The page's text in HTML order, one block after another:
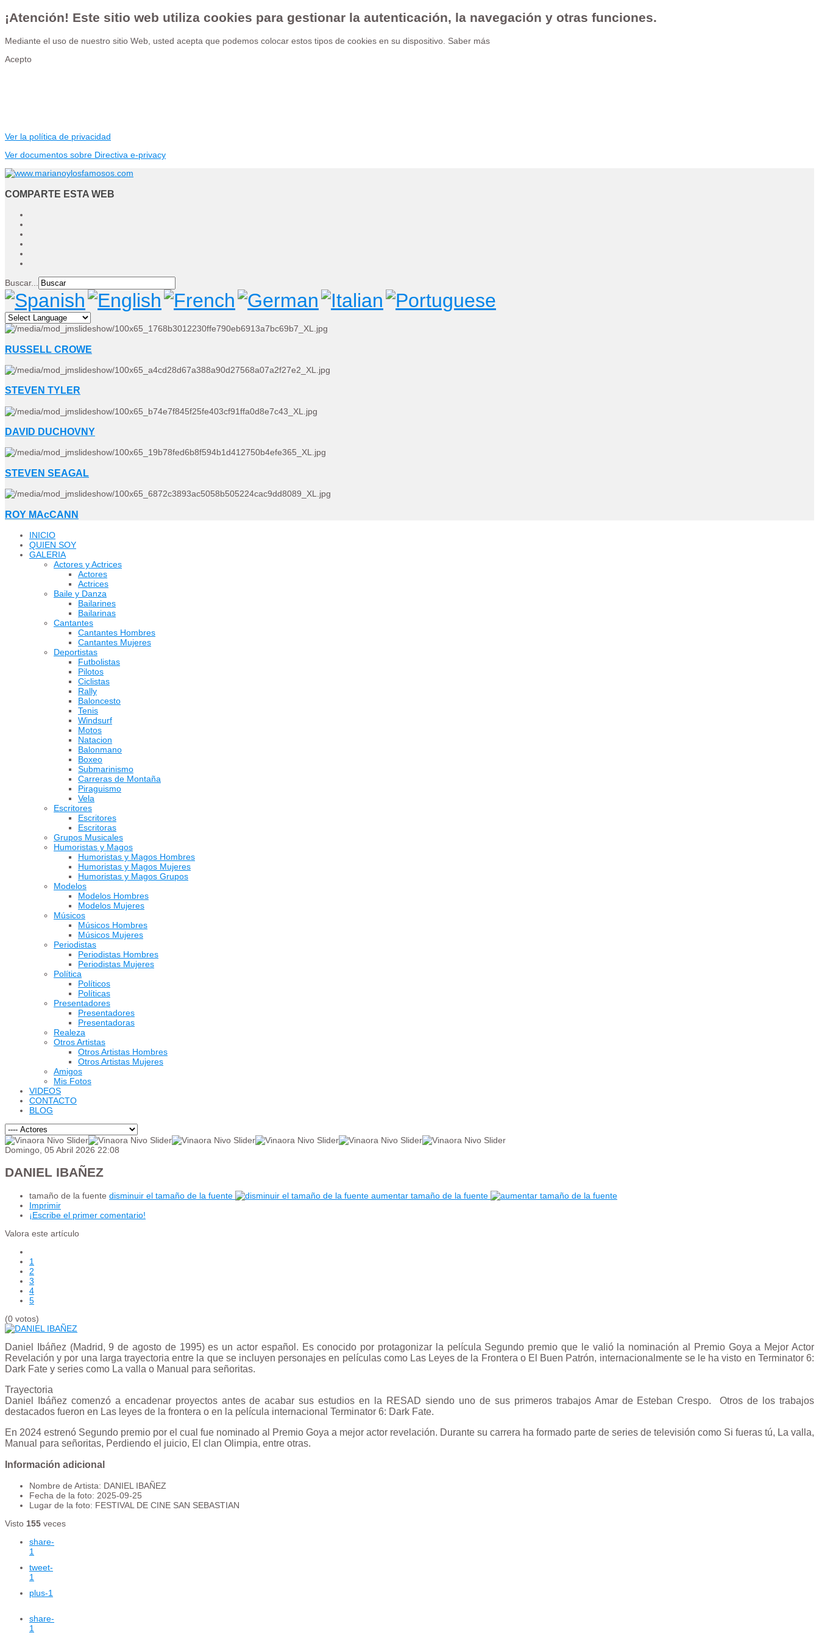
¡Atención! Este sitio web utiliza cookies para gestionar la autenticación, la navegación y otras funciones.
Mediante el uso de nuestro sitio Web, usted acepta que podemos colocar estos tipos de cookies en su dispositivo. Saber más
Acepto
Ver la política de privacidad
Ver documentos sobre Directiva e-privacy
COMPARTE ESTA WEB
Buscar...
RUSSELL CROWE
STEVEN TYLER
DAVID DUCHOVNY
STEVEN SEAGAL
ROY MAcCANN
INICIO
QUIEN SOY
GALERIA
Actores y Actrices
Actores
Actrices
Baile y Danza
Bailarines
Bailarinas
Cantantes
Cantantes Hombres
Cantantes Mujeres
Deportistas
Futbolistas
Pilotos
Ciclistas
Rally
Baloncesto
Tenis
Windsurf
Motos
Natacion
Balonmano
Boxeo
Submarinismo
Carreras de Montaña
Piraguismo
Vela
Escritores
Escritores
Escritoras
Grupos Musicales
Humoristas y Magos
Humoristas y Magos Hombres
Humoristas y Magos Mujeres
Humoristas y Magos Grupos
Modelos
Modelos Hombres
Modelos Mujeres
Músicos
Músicos Hombres
Músicos Mujeres
Periodistas
Periodistas Hombres
Periodistas Mujeres
Política
Políticos
Políticas
Presentadores
Presentadores
Presentadoras
Realeza
Otros Artistas
Otros Artistas Hombres
Otros Artistas Mujeres
Amigos
Mis Fotos
VIDEOS
CONTACTO
BLOG
Domingo, 05 Abril 2026 22:08
DANIEL IBAÑEZ
tamaño de la fuente disminuir el tamaño de la fuente
aumentar tamaño de la fuente
Imprimir
¡Escribe el primer comentario!
Valora este artículo
1
2
3
4
5
(0 votos)
Daniel Ibáñez (Madrid, 9 de agosto de 1995) es un actor español. Es conocido por protagonizar la película Segundo premio que le valió la nominación al Premio Goya a Mejor Actor
Revelación y por una larga trayectoria entre la que se incluyen personajes en películas como Las Leyes de la Frontera o El Buen Patrón, internacionalmente se le ha visto en Terminator 6:
Dark Fate y series como La valla o Manual para señoritas.
Trayectoria
Daniel Ibáñez comenzó a encadenar proyectos antes de acabar sus estudios en la RESAD siendo uno de sus primeros trabajos Amar de Esteban Crespo. ​ Otros de los trabajos
destacados fueron en Las leyes de la frontera o en la película internacional Terminator 6: Dark Fate.
En 2024 estrenó Segundo premio por el cual fue nominado al Premio Goya a mejor actor revelación. Durante su carrera ha formado parte de series de televisión como Si fueras tú, La valla,
Manual para señoritas, Perdiendo el juicio, El clan Olimpia, entre otras.
Información adicional
Nombre de Artista: DANIEL IBAÑEZ
Fecha de la foto: 2025-09-25
Lugar de la foto: FESTIVAL DE CINE SAN SEBASTIAN
Visto 155 veces
share-
1
tweet-
1
plus-1
share-
1